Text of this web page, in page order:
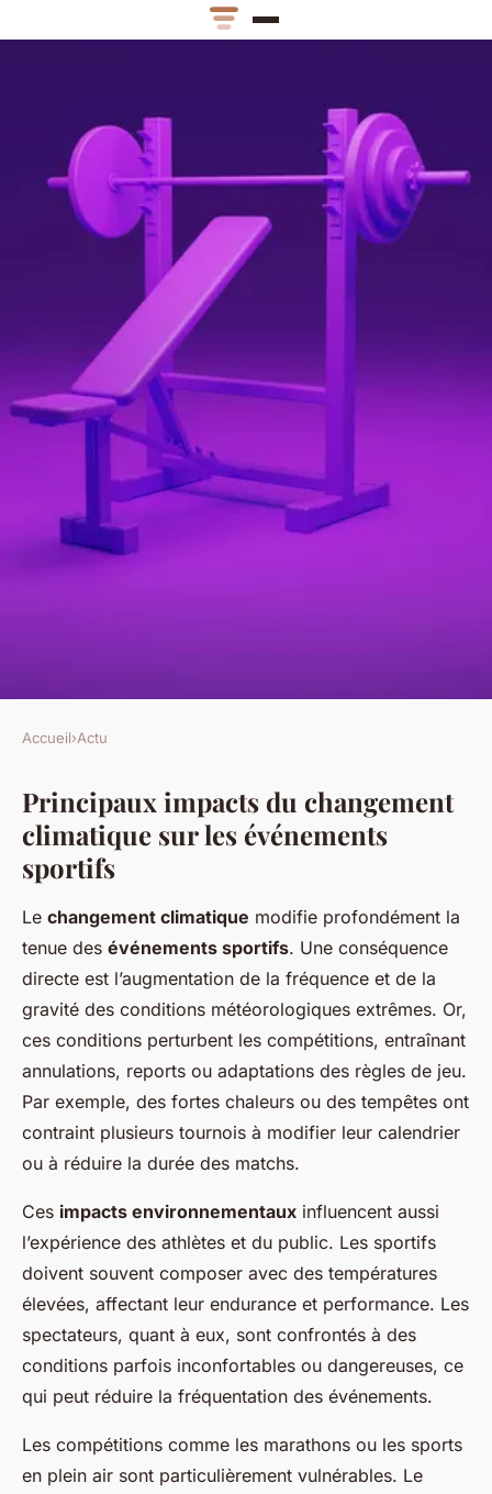
Quels sont les défis actuels du
sport face au changement
climatique ?
Logan•27 avril 2025•4 min de lecture
Accueil›Actu
Principaux impacts du changement
climatique sur les événements
sportifs
Le changement climatique modifie profondément la
tenue des événements sportifs. Une conséquence
directe est l’augmentation de la fréquence et de la
gravité des conditions météorologiques extrêmes. Or,
ces conditions perturbent les compétitions, entraînant
annulations, reports ou adaptations des règles de jeu.
Par exemple, des fortes chaleurs ou des tempêtes ont
contraint plusieurs tournois à modifier leur calendrier
ou à réduire la durée des matchs.
Ces impacts environnementaux influencent aussi
l’expérience des athlètes et du public. Les sportifs
doivent souvent composer avec des températures
élevées, affectant leur endurance et performance. Les
spectateurs, quant à eux, sont confrontés à des
conditions parfois inconfortables ou dangereuses, ce
qui peut réduire la fréquentation des événements.
Les compétitions comme les marathons ou les sports
en plein air sont particulièrement vulnérables. Le